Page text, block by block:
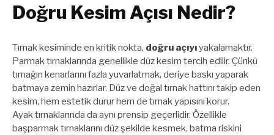
Doğru Kesim Açısı Nedir?
Tırnak kesiminde en kritik nokta, doğru açıyıyakalamaktır.
Parmak tırnaklarında genellikle düz kesim tercih edilir. Çünkü
tırnağın kenarlarını fazla yuvarlatmak, deriye baskı yaparak
batmaya zemin hazırlar. Düz ve doğal tırnak hattını takip eden
kesim, hem estetik durur hem de tırnak yapısını korur.
Ayak tırnaklarında da aynı prensip geçerlidir. Özellikle
başparmak tırnaklarını düz şekilde kesmek, batma riskini